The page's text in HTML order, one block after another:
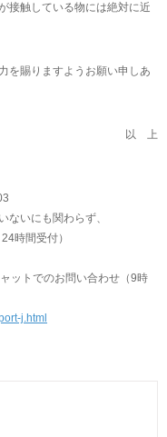
接触している物には絶対に近
を賜りますようお願い申しあ
以 上
ないにも関わらず、
時間受付）
ットでのお問い合わせ（9時
j.html